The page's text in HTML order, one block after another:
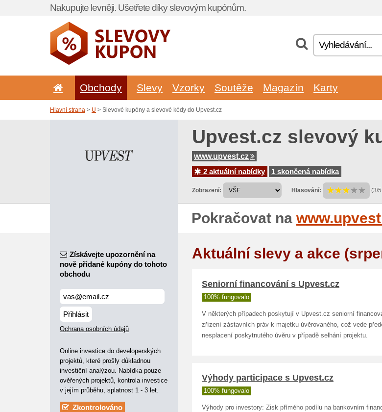
Nakupujte levněji. Ušetřete díky slevovým kupónům.
Obchody Slevy Vzorky Soutěže Magazín Karty
Hlavní strana > U > Slevové kupóny a slevové kódy do Upvest.cz
Upvest.cz slevový
www.upvest.cz
2 aktuální nabídky
1 skončená nabídka
Zobrazení: Hlasování: (3/
Pokračovat na
Získávejte upozornění na
nově přidané kupóny do tohoto
obchodu
Přihlásit
Ochrana osobních údajů
Online investice do developerských
projektů, které prošly důkladnou
investiční analýzou. Nabídka pouze
ověřených projektů, kontrola investice
v jejím průběhu, splatnost 1 - 3 let.
Zkontrolováno
Aktuální slevy a akce
Seniorní financování s Upvest.cz
100% fungovalo
V některých případech poskytují v Upvest.cz seniorní
zřízení zástavních práv k majetku úvěrovaného, což vede
nesplacení poskytnutého úvěru v případě selhání projektu.
Výhody participace s Upvest.cz
100% fungovalo
Výhody pro investory: Zisk přímého podílu na bankovním